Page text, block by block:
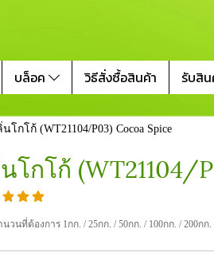
บล็อค วิธีสั่งซื้อสินค้า รับสิ
นโกโก้ (WT21104/P03) Cocoa Spice
โกโก้ (WT21104/
นวนที่ต้องการ 1กก. / 25กก. / 50กก. / 100กก. / 200กก.